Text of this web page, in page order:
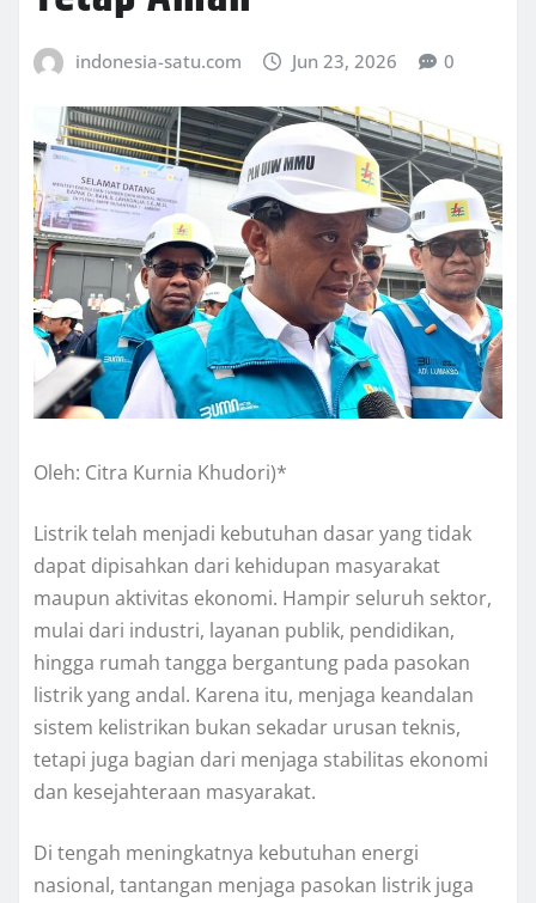
indonesia-satu.com Jun 23, 2026 0
Oleh: Citra Kurnia Khudori)*
Listrik telah menjadi kebutuhan dasar yang tidak
dapat dipisahkan dari kehidupan masyarakat
maupun aktivitas ekonomi. Hampir seluruh sektor,
mulai dari industri, layanan publik, pendidikan,
hingga rumah tangga bergantung pada pasokan
listrik yang andal. Karena itu, menjaga keandalan
sistem kelistrikan bukan sekadar urusan teknis,
tetapi juga bagian dari menjaga stabilitas ekonomi
dan kesejahteraan masyarakat.
Di tengah meningkatnya kebutuhan energi
nasional, tantangan menjaga pasokan listrik juga